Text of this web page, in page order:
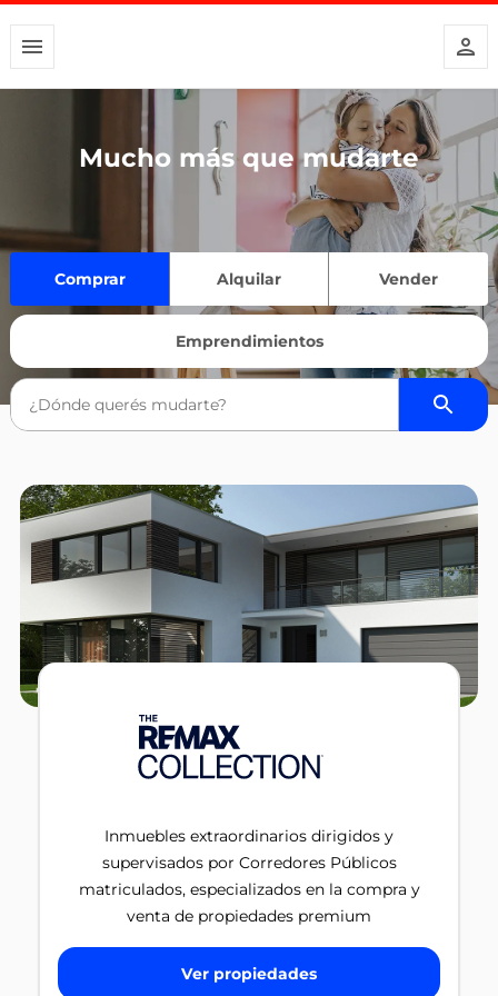
Mucho más que mudarte
Comprar Alquilar Vender
Emprendimientos
Inmuebles extraordinarios dirigidos y
supervisados por Corredores Públicos
matriculados, especializados en la compra y
venta de propiedades premium
Ver propiedades